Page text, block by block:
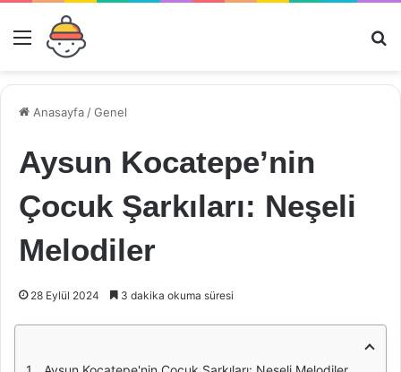
Menü
Anasayfa /Genel
Aysun Kocatepe’nin
Çocuk Şarkıları: Neşeli
Melodiler
28 Eylül 2024 3 dakika okuma süresi